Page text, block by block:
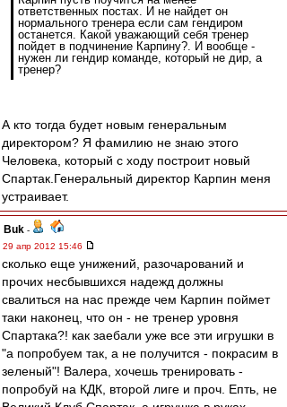
ответственных постах. И не найдет он
нормального тренера если сам гендиром
останется. Какой уважающий себя тренер
пойдет в подчинение Карпину?. И вообще -
нужен ли гендир команде, который не дир, а
тренер?
А кто тогда будет новым генеральным
директором? Я фамилию не знаю этого
Человека, который с ходу построит новый
Спартак.Генеральный директор Карпин меня
устраивает.
Buk -
29 апр 2012 15:46
сколько еще унижений, разочарований и
прочих несбывшихся надежд должны
свалиться на нас прежде чем Карпин поймет
таки наконец, что он - не тренер уровня
Спартака?! как заебали уже все эти игрушки в
"а попробуем так, а не получится - покрасим в
зеленый"! Валера, хочешь тренировать -
попробуй на КДК, второй лиге и проч. Епть, не